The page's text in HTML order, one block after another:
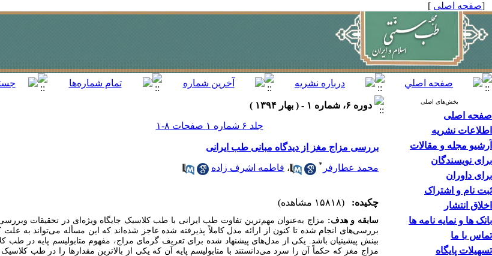
[صفحه اصلی ]
بخش‌های اصلی
صفحه اصلی
اطلاعات نشریه
آرشیو مجله و مقالات
برای نویسندگان
برای داوران
ثبت نام و اشتراک
اخلاق انتشار
بانک ها و نمایه نامه ها
تماس با ما
تسهیلات پایگاه
دوره ۶، شماره ۱ - ( بهار ۱۳۹۴ )
جلد ۶ شماره ۱ صفحات ۸-۱
بررسی مزاج مغز از دیدگاه مبانی طب ایرانی
محمد عطارفر * ، فاطمه اشرف زاده
چکیده: (۱۵۸۱۸ مشاهده)
سابقه و هدف: مزاج به‌عنوان مهم‌ترین تفاوت طب ایرانی با طب کلاسیک جایگاه ویژه‌ای در تحقیقات
بررسی‌های انجام شده تا کنون از ارائه مدل کاملاً پذیرفته شده عاجز شده‌اند که این مسأله می‌تواند به علت
بینش پیشینیان باشد. یکی از مدل‌های پیشنهاد شده برای تعریف گرمای مزاج، مفهوم متابولیسم پایه در
مزاج مغز که حکماً آن را سرد می‌دانستند با متابولیسم پایه آن که یکی از بالاترین مقدارها را در طب